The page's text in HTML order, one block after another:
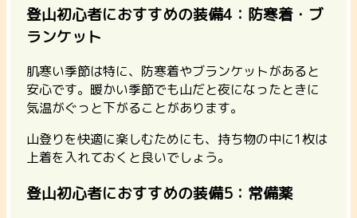
登山初心者におすすめの装備4：防寒着・ブ
ランケット
肌寒い季節は特に、防寒着やブランケットがあると
安心です。暖かい季節でも山だと夜になったときに
気温がぐっと下がることがあります。
山登りを快適に楽しむためにも、持ち物の中に1枚は
上着を入れておくと良いでしょう。
登山初心者におすすめの装備5：常備薬